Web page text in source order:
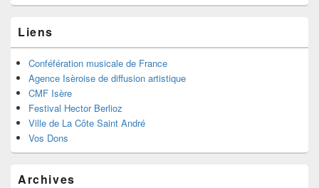
Liens
Conféfération musicale de France
Agence Isèroise de diffusion artistique
CMF Isère
Festival Hector Berlioz
Ville de La Côte Saint André
Vos Dons
Archives